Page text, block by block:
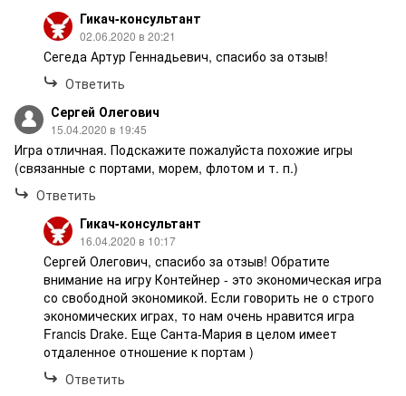
Гикач-консультант
02.06.2020 в 20:21
Сегеда Артур Геннадьевич, спасибо за отзыв!
Ответить
Сергей Олегович
15.04.2020 в 19:45
Игра отличная. Подскажите пожалуйста похожие игры
(связанные с портами, морем, флотом и т. п.)
Ответить
Гикач-консультант
16.04.2020 в 10:17
Сергей Олегович, спасибо за отзыв! Обратите
внимание на игру Контейнер - это экономическая игра
со свободной экономикой. Если говорить не о строго
экономических играх, то нам очень нравится игра
Francis Drake. Еще Санта-Мария в целом имеет
отдаленное отношение к портам )
Ответить